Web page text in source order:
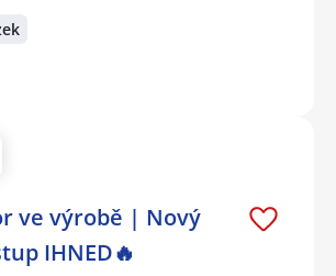
ve výrobě | Nový
IHNED🔥